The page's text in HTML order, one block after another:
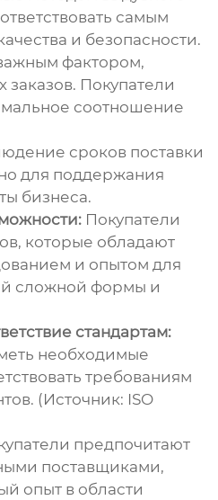
самым
и безопасности.
фактором,
заказов. Покупатели
соотношение
сроков поставки
для поддержания
бизнеса.
Покупатели
которые обладают
и опытом для
сложной формы и
стандартам:
необходимые
требованиям
(Источник: ISO
предпочитают
поставщиками,
опыт в области